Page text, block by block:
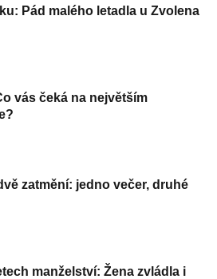
Pád malého letadla u Zvolena
vás čeká na největším
zatmění: jedno večer, druhé
manželství: Žena zvládla i